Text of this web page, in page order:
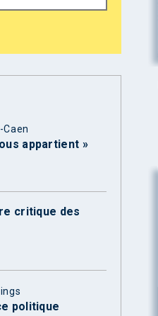
appartient »
critique des
politique